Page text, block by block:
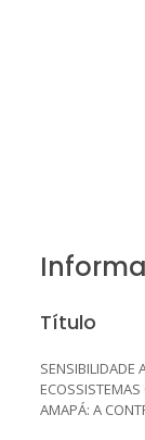
Título
SENSIBILIDADE
AMAPÁ: A